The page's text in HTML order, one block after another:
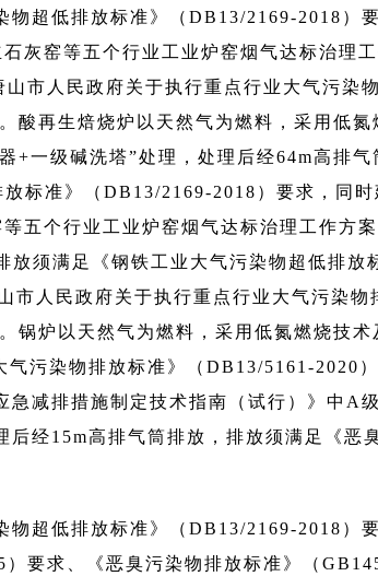
物超低排放标准》（DB13/2169-2018）
灰窑等五个行业工业炉窑烟气达标治理工
市人民政府关于执行重点行业大气污染
酸再生焙烧炉以天然气为燃料，采用低氮
+一级碱洗塔”处理，处理后经64m高排
标准》（DB13/2169-2018）要求，同时
五个行业工业炉窑烟气达标治理工作方
放须满足《钢铁工业大气污染物超低排放
市人民政府关于执行重点行业大气污染物
锅炉以天然气为燃料，采用低氮燃烧技术
污染物排放标准》（DB13/5161-2020
急减排措施制定技术指南（试行）》中A
经15m高排气筒排放，排放须满足《恶
物超低排放标准》（DB13/2169-2018）
要求、《恶臭污染物排放标准》（